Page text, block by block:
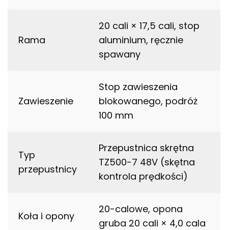
Rama
20 cali × 17,5 cali, stop
aluminium, ręcznie
spawany
Zawieszenie
Stop zawieszenia
blokowanego, podróż
100 mm
Typ
przepustnicy
Przepustnica skrętna
TZ500-7 48V (skętna
kontrola prędkości)
Koła i opony
20-calowe, opona
gruba 20 cali × 4,0 cala